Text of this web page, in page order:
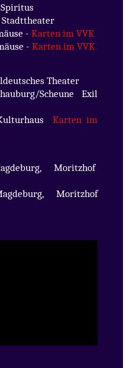
Stadttheater
-Karten im VVK
-Karten im VVK
Theater
Scheune Exil
KulturhausKarten im
Moritzhof
Moritzhof